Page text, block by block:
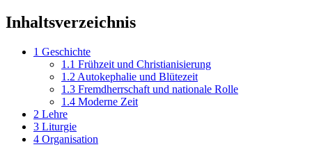
Inhaltsverzeichnis
1 Geschichte
1.1 Frühzeit und Christianisierung
1.2 Autokephalie und Blütezeit
1.3 Fremdherrschaft und nationale Rolle
1.4 Moderne Zeit
2 Lehre
3 Liturgie
4 Organisation